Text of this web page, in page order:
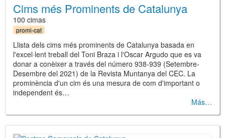
Cims més Prominents de Catalunya
100 cimas
promi-cat
Llista dels cims més prominents de Catalunya basada en
l'excel·lent treball del Toni Braza i l'Oscar Argudo que es va
donar a conèixer a través del número 938-939 (Setembre-
Desembre del 2021) de la Revista Muntanya del CEC. La
prominència d'un cim és una mesura de com d'important o
independent és…
Más